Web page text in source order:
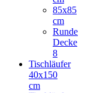
85x85
cm
Runde
Decke
8
Tischläufer
40x150
cm